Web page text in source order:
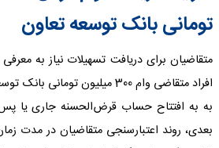
تومانی بانک توسعه تعاون
متقاضیان برای دریافت تسهیلات نیاز به
افراد متقاضی وام 300 میلیون
به به افتتاح حساب قرض‌الحسنه جاری یا